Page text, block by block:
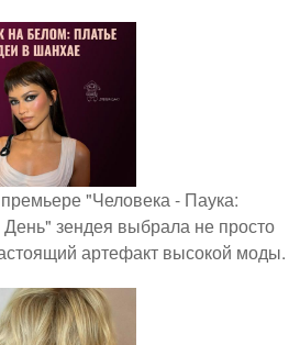
"Человека - Паука:
зендея выбрала не просто
артефакт высокой моды.